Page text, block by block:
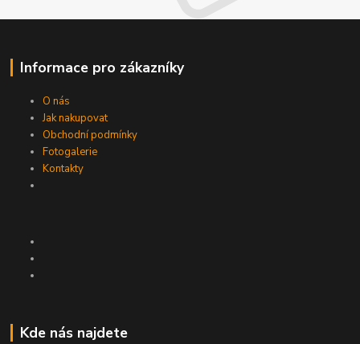
Informace pro zákazníky
O nás
Jak nakupovat
Obchodní podmínky
Fotogalerie
Kontakty
Kde nás najdete